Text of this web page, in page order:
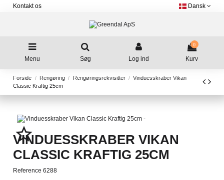
Kontakt os Dansk
Menu Søg Log ind
0
Kurv
Forside Rengøring Rengøringsrekvisitter
Vinduesskraber Vikan
Classic Kraftig 25cm
star_border
VINDUESSKRABER VIKAN
CLASSIC KRAFTIG 25CM
Reference 6288